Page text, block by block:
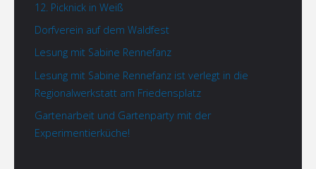
12. Picknick in Weiß
Dorfverein auf dem Waldfest
Lesung mit Sabine Rennefanz
Lesung mit Sabine Rennefanz ist verlegt in die
Regionalwerkstatt am Friedensplatz
Gartenarbeit und Gartenparty mit der
Experimentierküche!